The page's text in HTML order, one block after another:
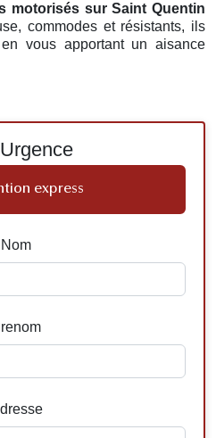
motorisés sur Saint Quentin
commodes et résistants, ils
vous apportant un aisance
express
Nom